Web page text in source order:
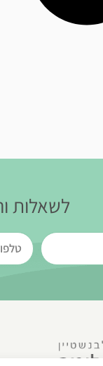
לשאלות